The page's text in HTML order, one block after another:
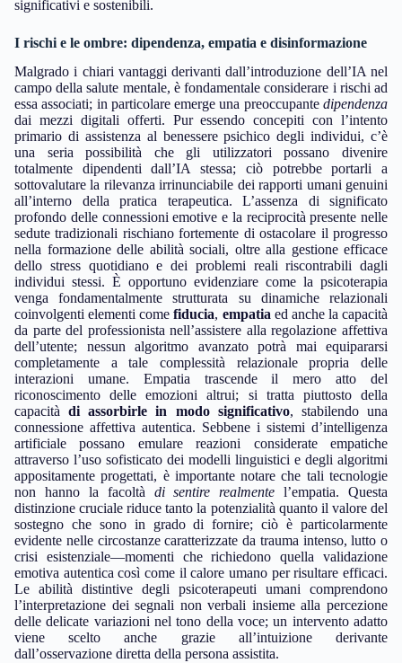
significativi e sostenibili.
I rischi e le ombre: dipendenza, empatia e disinformazione
Malgrado i chiari vantaggi derivanti dall’introduzione dell’IA nel
campo della salute mentale, è fondamentale considerare i rischi ad
essa associati; in particolare emerge una preoccupante dipendenza
dai mezzi digitali offerti. Pur essendo concepiti con l’intento
primario di assistenza al benessere psichico degli individui, c’è
una seria possibilità che gli utilizzatori possano divenire
totalmente dipendenti dall’IA stessa; ciò potrebbe portarli a
sottovalutare la rilevanza irrinunciabile dei rapporti umani genuini
all’interno della pratica terapeutica. L’assenza di significato
profondo delle connessioni emotive e la reciprocità presente nelle
sedute tradizionali rischiano fortemente di ostacolare il progresso
nella formazione delle abilità sociali, oltre alla gestione efficace
dello stress quotidiano e dei problemi reali riscontrabili dagli
individui stessi. È opportuno evidenziare come la psicoterapia
venga fondamentalmente strutturata su dinamiche relazionali
coinvolgenti elementi comefiducia, empatia ed anche la capacità
da parte del professionista nell’assistere alla regolazione affettiva
dell’utente; nessun algoritmo avanzato potrà mai equipararsi
completamente a tale complessità relazionale propria delle
interazioni umane. Empatia trascende il mero atto del
riconoscimento delle emozioni altrui; si tratta piuttosto della
capacitàdi assorbirle in modo significativo, stabilendo una
connessione affettiva autentica. Sebbene i sistemi d’intelligenza
artificiale possano emulare reazioni considerate empatiche
attraverso l’uso sofisticato dei modelli linguistici e degli algoritmi
appositamente progettati, è importante notare che tali tecnologie
non hanno la facoltà di sentire realmente l’empatia. Questa
distinzione cruciale riduce tanto la potenzialità quanto il valore del
sostegno che sono in grado di fornire; ciò è particolarmente
evidente nelle circostanze caratterizzate da trauma intenso, lutto o
crisi esistenziale—momenti che richiedono quella validazione
emotiva autentica così come il calore umano per risultare efficaci.
Le abilità distintive degli psicoterapeuti umani comprendono
l’interpretazione dei segnali non verbali insieme alla percezione
delle delicate variazioni nel tono della voce; un intervento adatto
viene scelto anche grazie all’intuizione derivante
dall’osservazione diretta della persona assistita.